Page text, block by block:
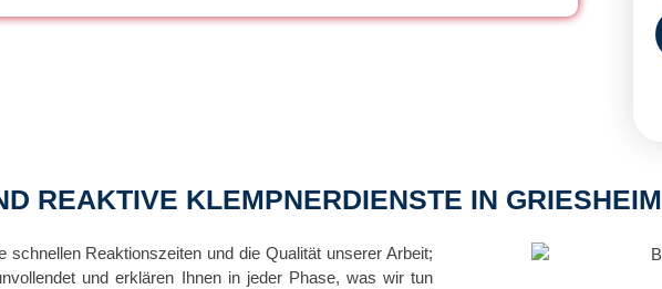
REAKTIVE KLEMPNERDIENSTE IN GRIESHEIM
schnellen Reaktionszeiten und die Qualität unserer Arbeit;
und erklären Ihnen in jeder Phase, was wir tun